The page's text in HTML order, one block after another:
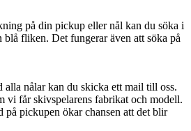
på din pickup eller nål kan du söka i
fliken. Det fungerar även att söka på
alla nålar kan du skicka ett mail till oss.
vi får skivspelarens fabrikat och modell.
på pickupen ökar chansen att det blir